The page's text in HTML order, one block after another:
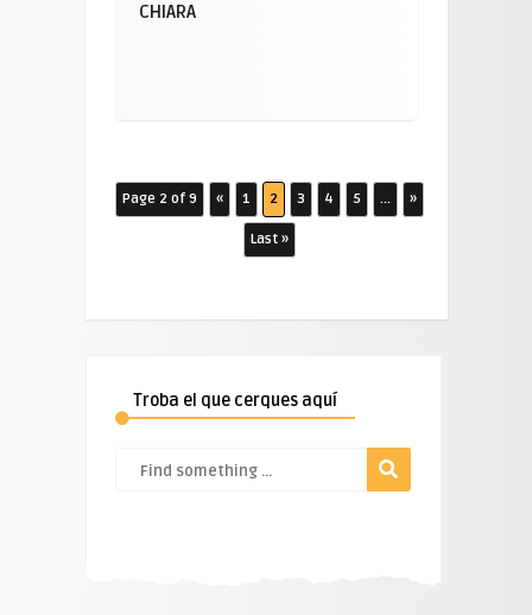
CHIARA
Page 2 of 9 « 1 2 3 4 5 ... »
Last »
Troba el que cerques aquí